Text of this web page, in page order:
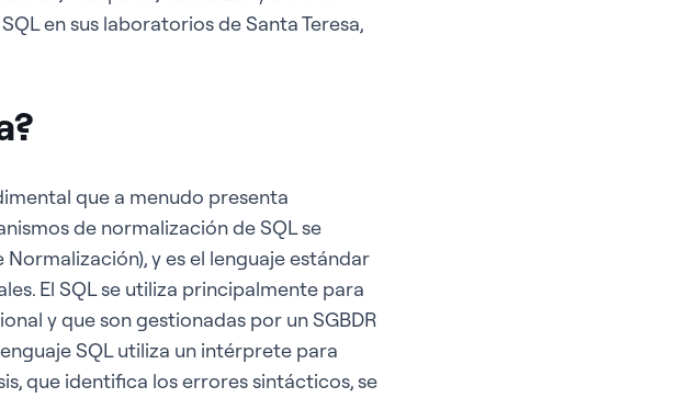
en sus laboratorios de Santa Teresa,
que a menudo presenta
de normalización de SQL se
y es el lenguaje estándar
El SQL se utiliza principalmente para
y que son gestionadas por un SGBDR
SQL utiliza un intérprete para
que identifica los errores sintácticos, se